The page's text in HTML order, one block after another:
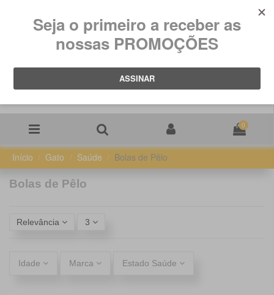
0
Início Gato Saúde Bolas de Pêlo
Bolas de Pêlo
Relevância 3
Idade Marca Estado Saúde